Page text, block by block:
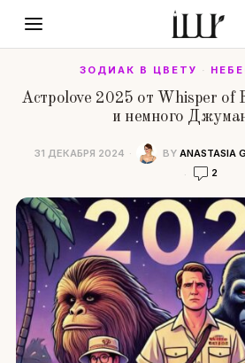
ЗОДИАК В ЦВЕТУ ·
Астроlove 2025 от Whisper of
и немного
31 ДЕКАБРЯ 2024 BY ANASTASIA
2